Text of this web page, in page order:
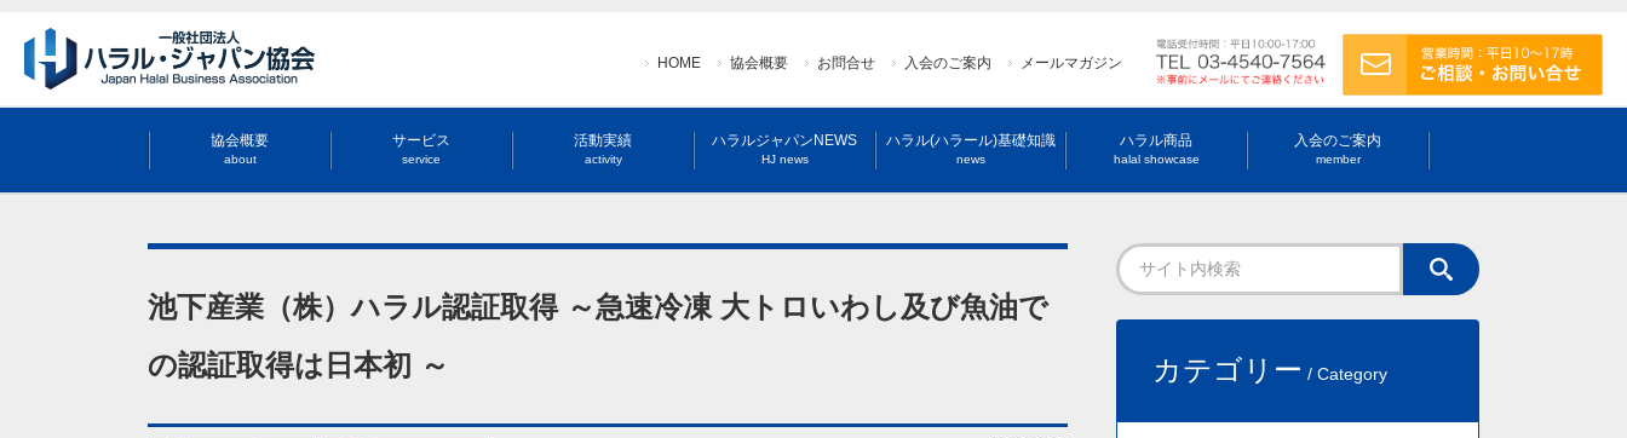
HOME 協会概要 お問合せ 入会のご案内 メールマガジン
協会概要
about
サービス
service
活動実績
activity
ハラルジャパンNEWS
HJ news
ハラル(ハラール)基礎知識
news
ハラル商品
halal showcase
入会のご案内
member
池下産業（株）ハラル認証取得 ～急速冷凍 大トロいわし及び魚油で
の認証取得は日本初 ～
カテゴリー / Category